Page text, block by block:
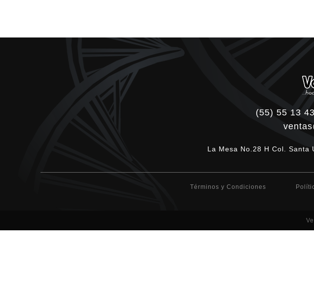
(55) 55 13
La Mesa No.28 H Col. Santa
Términos y Condiciones